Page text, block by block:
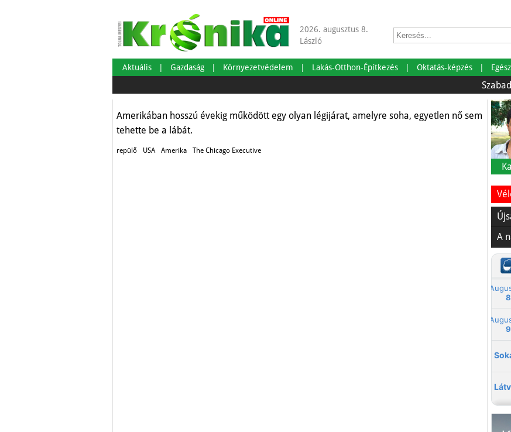
2026. augusztus 8.
László
Aktuális Gazdaság Környezetvédelem Lakás-Otthon-Építkezés Oktatás-képzés
Szabadságra
Rejtélyes repülőjárat: csak férfiak
léphettek a fedélzetre
Aktuális
Amerikában hosszú évekig működött egy olyan légijárat, amelyre soha, egyetlen nő sem
tehette be a lábát.
repülő USA Amerika The Chicago Executive
A